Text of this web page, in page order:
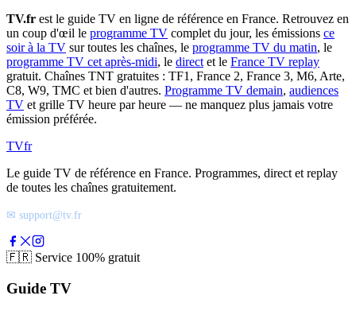
TV.fr est le guide TV en ligne de référence en France. Retrouvez en
un coup d'œil le programme TV complet du jour, les émissions ce
soir à la TV sur toutes les chaînes, le programme TV du matin, le
programme TV cet après-midi, le direct et le France TV replay
gratuit. Chaînes TNT gratuites : TF1, France 2, France 3, M6, Arte,
C8, W9, TMC et bien d'autres. Programme TV demain, audiences
TV et grille TV heure par heure — ne manquez plus jamais votre
émission préférée.
TVfr
Le guide TV de référence en France. Programmes, direct et replay
de toutes les chaînes gratuitement.
✉ support@tv.fr
🇫🇷 Service 100% gratuit
Guide TV